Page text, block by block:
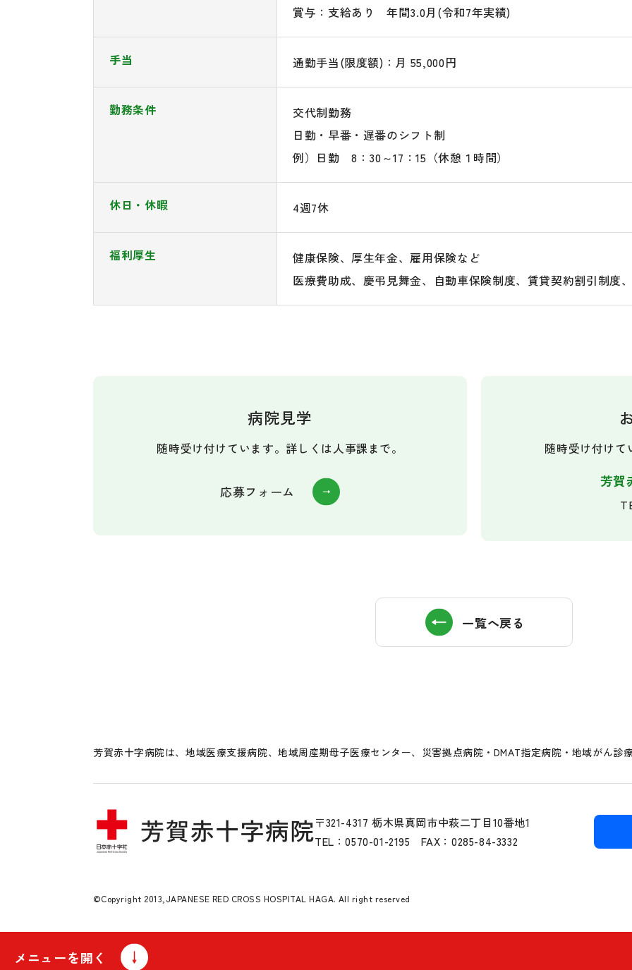
賞与：支給あり 年間3.0月(令和7年実績)
手当 通勤手当(限度額)：月 55,000円
勤務条件
交代制勤務
日勤・早番・遅番のシフト制
例）日勤 8：30～17：15（休憩１時間）
休日・休暇 4週7休
福利厚生
健康保険、厚生年金、雇用保険など
医療費助成、慶弔見舞金、自動車保険制度、賃貸契約割引制度
病院見学
随時受け付けています。 詳しくは人事課まで。
応募フォーム
随時受け付けて
芳賀
一覧へ戻る
芳賀赤十字病院は、地域医療支援病院、地域周産期母子医療センター、災害拠点病院・DMAT指定病院・地域がん診
〒321-4317 栃木県真岡市中萩二丁目10番地1
TEL：0570-01-2195
FAX：0285-84-3332
©Copyright 2013,JAPANESE RED CROSS HOSPITAL HAGA. All right reserved
メニューを開く